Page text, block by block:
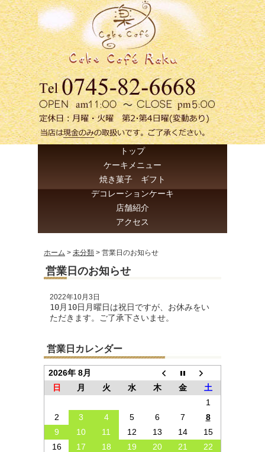
トップ
ケーキメニュー
焼き菓子 ギフト
デコレーションケーキ
店舗紹介
アクセス
ホーム > 未分類 > 営業日のお知らせ
営業日のお知らせ
2022年10月3日
10月10日月曜日は祝日ですが、お休みをい
ただきます。ご了承下さいませ。
営業日カレンダー
2026年 8月
日
月 火 水 木 金
土
1
2
3 4 5 6 7
8
9
10 11 12 13 14
15
16
17 18 19 20 21
22